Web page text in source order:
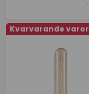
Kvarvarande varor